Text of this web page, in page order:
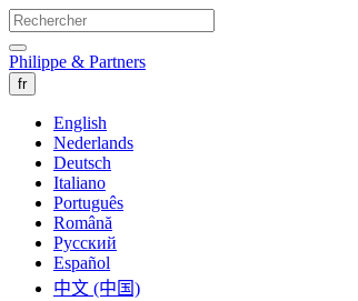
Philippe & Partners
fr
English
Nederlands
Deutsch
Italiano
Português
Română
Русский
Español
中文 (中国)